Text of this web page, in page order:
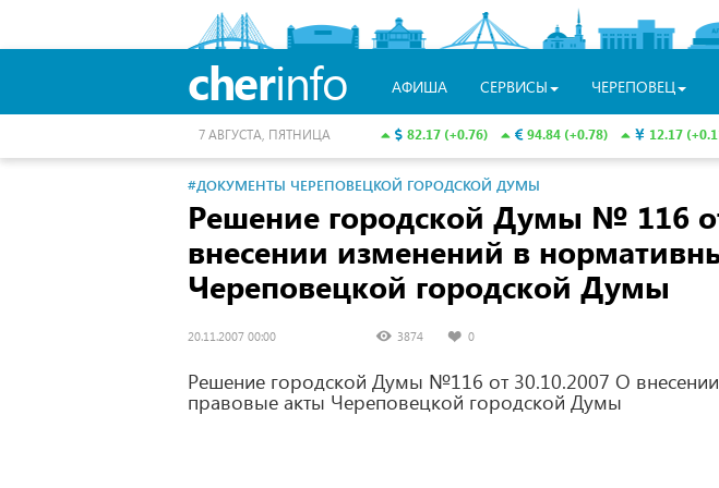
cherinfo АФИША СЕРВИСЫ ЧЕРЕПОВЕЦ
82.17 (+0.76) 94.84 (+0.78) 12.17
7 АВГУСТА, ПЯТНИЦА
#ДОКУМЕНТЫ ЧЕРЕПОВЕЦКОЙ ГОРОДСКОЙ ДУМЫ
Решение городской Думы № 116
внесении изменений в
Череповецкой городской Думы
20.11.2007 00:00 3874 0
Решение городской Думы №116 от 30.10.2007 О
правовые акты Череповецкой городской Думы